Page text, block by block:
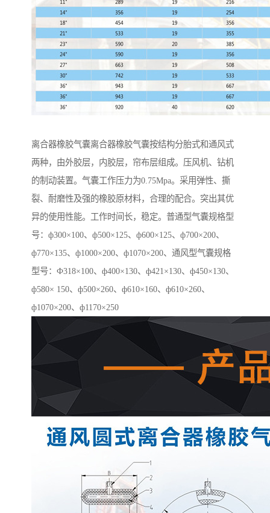
离合器橡胶气囊离合器橡胶气囊按结构分胎式和通风式
两种，由外胶层，内胶层，帘布层组成。压风机、钻机
的制动装置。气囊工作压力为0.75Mpa。采用弹性、撕
裂、耐磨性及强的橡胶原材料，合理的配合。突出其优
异的使用性能。工作时间长，稳定。普通型气囊规格型
号：ф300×100、ф500×125、ф600×125、ф700×200、
ф770×135、ф1000×200、ф1070×200、通风型气囊规格
型号：Ф318×100、ф400×130、ф421×130、ф450×130、
ф580× 150、ф500×260、ф610×160、ф610×260、
ф1070×200、ф1170×250